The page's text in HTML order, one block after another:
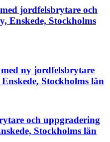
jordfelsbrytare och
Enskede, Stockholms
ny jordfelsbrytare
Stockholms län
och uppgradering
Stockholms län